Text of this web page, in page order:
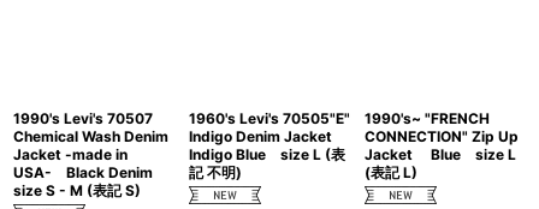
1990's Levi's 70507
Chemical Wash Denim
Jacket -made in
USA- Black Denim
size S - M (表記 S)
1960's Levi's 70505"E"
Indigo Denim Jacket
Indigo Blue size L (表
記 不明)
1990's~ "FRENCH
CONNECTION" Zip Up
Jacket Blue size L
(表記 L)